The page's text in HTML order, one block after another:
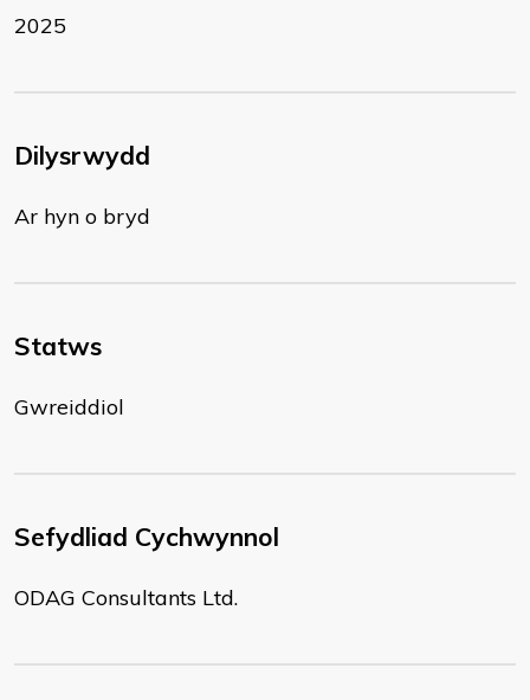
2025
Dilysrwydd
Ar hyn o bryd
Statws
Gwreiddiol
Sefydliad Cychwynnol
ODAG Consultants Ltd.